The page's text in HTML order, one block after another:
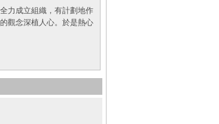
力成立組織，有計劃地作
觀念深植人心。於是熱心